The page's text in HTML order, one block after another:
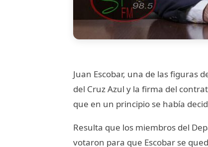
Juan Escobar, una de las figuras
del Cruz Azul y la firma del
que en un principio se había
Resulta que los miembros del
votaron para que Escobar se